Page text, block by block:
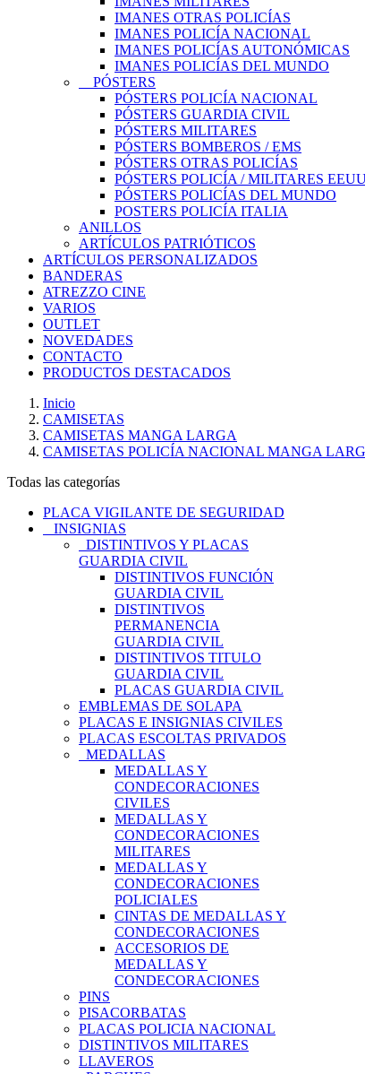
IMANES OTRAS POLICÍAS
IMANES POLICÍA NACIONAL
IMANES POLICÍAS AUTONÓMICAS
IMANES POLICÍAS DEL MUNDO
PÓSTERS
PÓSTERS POLICÍA NACIONAL
PÓSTERS GUARDIA CIVIL
PÓSTERS MILITARES
PÓSTERS BOMBEROS / EMS
PÓSTERS OTRAS POLICÍAS
PÓSTERS POLICÍA / MILITARES
PÓSTERS POLICÍAS DEL MUNDO
POSTERS POLICÍA ITALIA
ANILLOS
ARTÍCULOS PATRIÓTICOS
ARTÍCULOS PERSONALIZADOS
BANDERAS
ATREZZO CINE
VARIOS
OUTLET
NOVEDADES
CONTACTO
PRODUCTOS DESTACADOS
Inicio
CAMISETAS
CAMISETAS MANGA LARGA
CAMISETAS POLICÍA NACIONAL MANGA
Todas las categorías
PLACA VIGILANTE DE SEGURIDAD
INSIGNIAS
DISTINTIVOS Y PLACAS
GUARDIA CIVIL
DISTINTIVOS FUNCIÓN
GUARDIA CIVIL
DISTINTIVOS
PERMANENCIA
GUARDIA CIVIL
DISTINTIVOS TITULO
GUARDIA CIVIL
PLACAS GUARDIA CIVIL
EMBLEMAS DE SOLAPA
PLACAS E INSIGNIAS CIVILES
PLACAS ESCOLTAS PRIVADOS
MEDALLAS
MEDALLAS Y
CONDECORACIONES
CIVILES
MEDALLAS Y
CONDECORACIONES
MILITARES
MEDALLAS Y
CONDECORACIONES
POLICIALES
CINTAS DE MEDALLAS Y
CONDECORACIONES
ACCESORIOS DE
MEDALLAS Y
CONDECORACIONES
PINS
PISACORBATAS
PLACAS POLICIA NACIONAL
DISTINTIVOS MILITARES
LLAVEROS